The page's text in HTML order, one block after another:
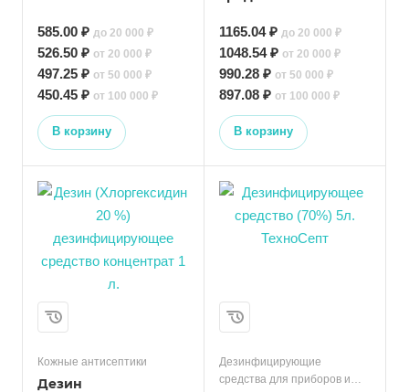
585.00 ₽ до 20 000 ₽
526.50 ₽ от 20 000 ₽
497.25 ₽ от 50 000 ₽
450.45 ₽ от 100 000 ₽
В корзину
1165.04 ₽ до 20 000 ₽
1048.54 ₽ от 20 000 ₽
990.28 ₽ от 50 000 ₽
897.08 ₽ от 100 000 ₽
В корзину
Кожные антисептики
Дезин
Дезинфицирующие
средства для приборов и